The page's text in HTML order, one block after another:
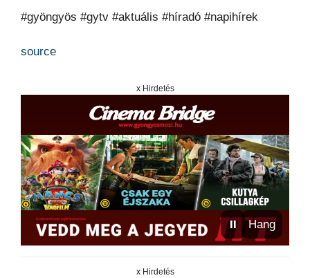
#gyöngyös #gytv #aktuális #híradó #napihírek
source
x Hirdetés
⏸ Hang
x Hirdetés